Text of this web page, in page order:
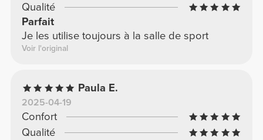
Qualité
Parfait
Je les utilise toujours à la salle de sport
Voir l'original
Paula E.
2025-04-19
Confort
Qualité